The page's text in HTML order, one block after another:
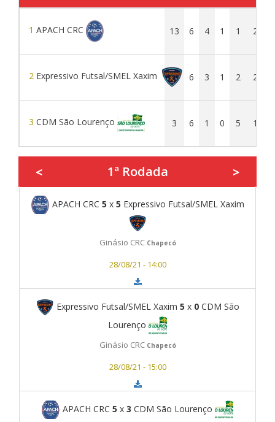
1 APACH CRC 13 6 4 1 1 27
2 Expressivo Futsal/SMEL Xaxim 10 6 3 1 2 23
3 CDM São Lourenço 3 6 1 0 5 11
< 1ª Rodada >
APACH CRC 5 x 5 Expressivo Futsal/SMEL Xaxim
Ginásio CRC Chapecó
28/08/21 - 14:00
Expressivo Futsal/SMEL Xaxim 5 x 0 CDM São
Lourenço
Ginásio CRC Chapecó
28/08/21 - 15:00
APACH CRC 5 x 3 CDM São Lourenço